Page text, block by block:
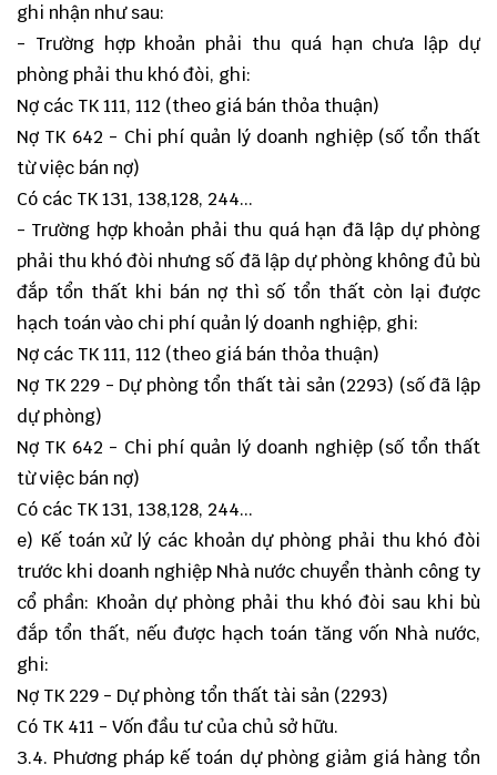
ghi nhận như sau:
- Trường hợp khoản phải thu quá hạn chưa lập dự
phòng phải thu khó đòi, ghi:
Nợ các TK 111, 112 (theo giá bán thỏa thuận)
Nợ TK 642 - Chi phí quản lý doanh nghiệp (số tổn thất
từ việc bán nợ)
Có các TK 131, 138,128, 244...
- Trường hợp khoản phải thu quá hạn đã lập dự phòng
phải thu khó đòi nhưng số đã lập dự phòng không đủ bù
đắp tổn thất khi bán nợ thì số tổn thất còn lại được
hạch toán vào chi phí quản lý doanh nghiệp, ghi:
Nợ các TK 111, 112 (theo giá bán thỏa thuận)
Nợ TK 229 - Dự phòng tổn thất tài sản (2293) (số đã lập
dự phòng)
Nợ TK 642 - Chi phí quản lý doanh nghiệp (số tổn thất
từ việc bán nợ)
Có các TK 131, 138,128, 244...
e) Kế toán xử lý các khoản dự phòng phải thu khó đòi
trước khi doanh nghiệp Nhà nước chuyển thành công ty
cổ phần: Khoản dự phòng phải thu khó đòi sau khi bù
đắp tổn thất, nếu được hạch toán tăng vốn Nhà nước,
ghi:
Nợ TK 229 - Dự phòng tổn thất tài sản (2293)
Có TK 411 - Vốn đầu tư của chủ sở hữu.
3.4. Phương pháp kế toán dự phòng giảm giá hàng tồn